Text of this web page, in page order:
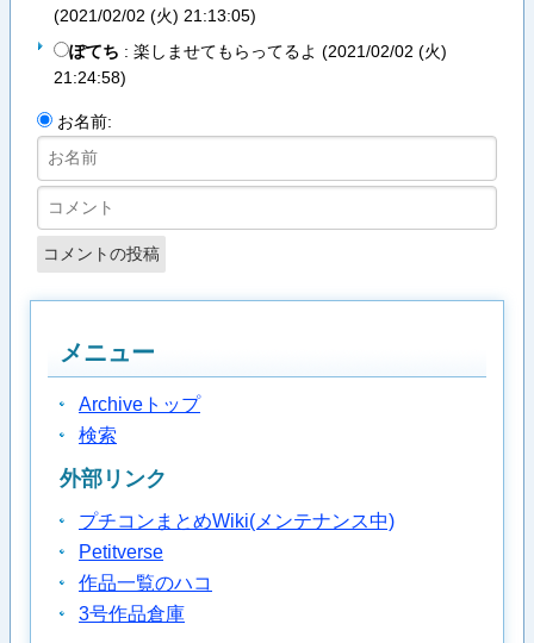
(2021/02/02 (火) 21:13:05)
ぽてち : 楽しませてもらってるよ (2021/02/02 (火)
21:24:58)
お名前:
メニュー
Archiveトップ
検索
外部リンク
プチコンまとめWiki(メンテナンス中)
Petitverse
作品一覧のハコ
3号作品倉庫